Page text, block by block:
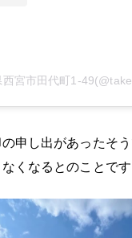
申し出があったそ
くなるとのことです